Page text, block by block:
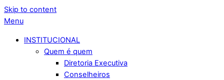
Skip to content
Menu
INSTITUCIONAL
Quem é quem
Diretoria Executiva
Conselheiros